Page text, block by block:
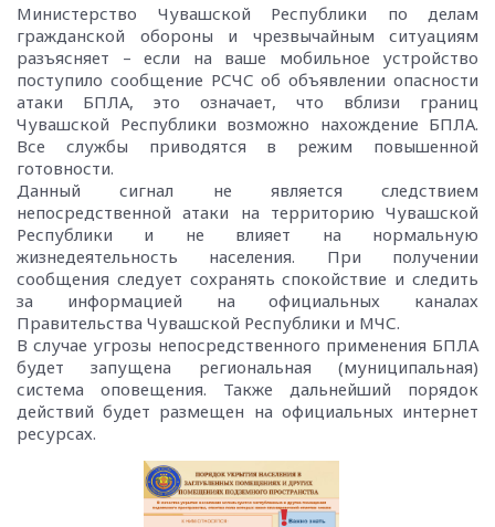
Министерство Чувашской Республики по делам
гражданской обороны и чрезвычайным ситуациям
разъясняет – если на ваше мобильное устройство
поступило сообщение РСЧС об объявлении опасности
атаки БПЛА, это означает, что вблизи границ
Чувашской Республики возможно нахождение БПЛА.
Все службы приводятся в режим повышенной
готовности.
Данный сигнал не является следствием
непосредственной атаки на территорию Чувашской
Республики и не влияет на нормальную
жизнедеятельность населения. При получении
сообщения следует сохранять спокойствие и следить
за информацией на официальных каналах
Правительства Чувашской Республики и МЧС.
В случае угрозы непосредственного применения БПЛА
будет запущена региональная (муниципальная)
система оповещения. Также дальнейший порядок
действий будет размещен на официальных интернет
ресурсах.